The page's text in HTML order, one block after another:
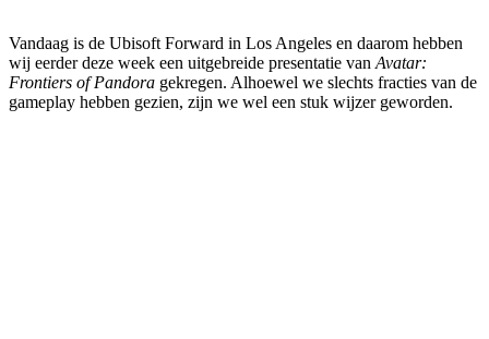
Vandaag is de Ubisoft Forward in Los Angeles en daarom hebben
wij eerder deze week een uitgebreide presentatie van Avatar:
Frontiers of Pandora gekregen. Alhoewel we slechts fracties van de
gameplay hebben gezien, zijn we wel een stuk wijzer geworden.